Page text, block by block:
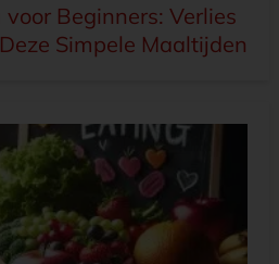
Beginners: Verlies
Simpele Maaltijden